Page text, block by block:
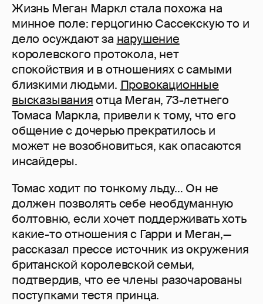
Жизнь Меган Маркл стала похожа на
минное поле: герцогиню Сассекскую то и
дело осуждают за нарушение
королевского протокола, нет
спокойствия и в отношениях с самыми
близкими людьми. Провокационные
высказыванияотца Меган, 73-летнего
Томаса Маркла, привели к тому, что его
общение с дочерью прекратилось и
может не возобновиться, как опасаются
инсайдеры.
Томас ходит по тонкому льду… Он не
должен позволять себе необдуманную
болтовню, если хочет поддерживать хоть
какие-то отношения с Гарри и Меган,—
рассказал прессе источник из окружения
британской королевской семьи,
подтвердив, что ее члены разочарованы
поступками тестя принца.